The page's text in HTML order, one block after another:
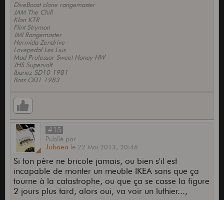
DiveBoost clone rangemaster
JAM The Chill
Klon KTR
Flint Strymon
JMI Rangemaster
Hermida Zendrive
Lovepedal Les Lius
Mad Professor Sweet Honey HW
JHS Supervolt
Ibanez SD10 1981
Boss OD1 1983
#15
Publié par
Jubaea le 22 Mai 2013, 20:46
Si ton père ne bricole jamais, ou bien s'il est
incapable de monter un meuble IKEA sans que ça
tourne à la catastrophe, ou que ça se casse la figure
2 jours plus tard, alors oui, va voir un luthier...,